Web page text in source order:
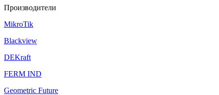
Производители
MikroTik
Blackview
DEKraft
FERM IND
Geometric Future